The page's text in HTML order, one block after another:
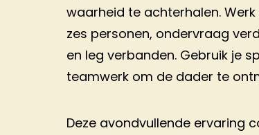
waarheid te achterhalen.
zes personen, ondervraag
en leg verbanden. Gebruik je
teamwerk om de dader te
Deze avondvullende ervaring